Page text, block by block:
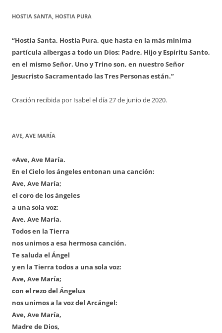
HOSTIA SANTA, HOSTIA PURA
“Hostia Santa, Hostia Pura, que hasta en la más mínima
partícula albergas a todo un Dios: Padre, Hijo y Espíritu Santo,
en el mismo Señor. Uno y Trino son, en nuestro Señor
Jesucristo Sacramentado las Tres Personas están.”
Oración recibida por Isabel el día 27 de junio de 2020.
AVE, AVE MARÍA
«Ave, Ave María.
En el Cielo los ángeles entonan una canción:
Ave, Ave María;
el coro de los ángeles
a una sola voz:
Ave, Ave María.
Todos en la Tierra
nos unimos a esa hermosa canción.
Te saluda el Ángel
y en la Tierra todos a una sola voz:
Ave, Ave María;
con el rezo del Ángelus
nos unimos a la voz del Arcángel:
Ave, Ave María,
Madre de Dios,